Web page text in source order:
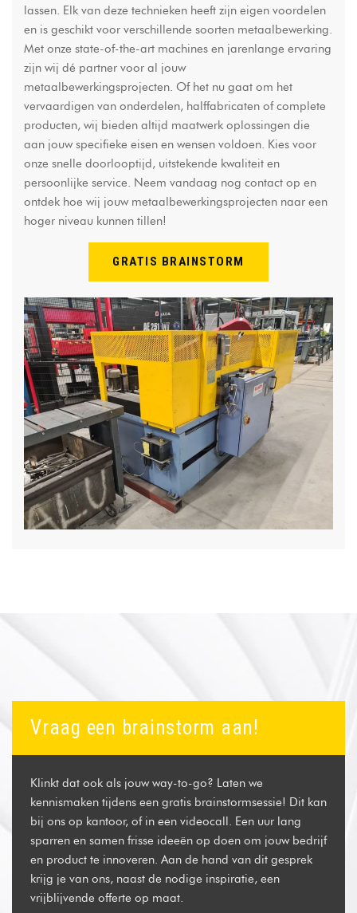
lassen. Elk van deze technieken heeft zijn eigen voordelen
en is geschikt voor verschillende soorten metaalbewerking.
Met onze state-of-the-art machines en jarenlange ervaring
zijn wij dé partner voor al jouw
metaalbewerkingsprojecten. Of het nu gaat om het
vervaardigen van onderdelen, halffabricaten of complete
producten, wij bieden altijd maatwerk oplossingen die
aan jouw specifieke eisen en wensen voldoen. Kies voor
onze snelle doorlooptijd, uitstekende kwaliteit en
persoonlijke service. Neem vandaag nog contact op en
ontdek hoe wij jouw metaalbewerkingsprojecten naar een
hoger niveau kunnen tillen!
GRATIS BRAINSTORM
Vraag een brainstorm aan!
Klinkt dat ook als jouw way-to-go? Laten we
kennismaken tijdens een gratis brainstormsessie! Dit kan
bij ons op kantoor, of in een videocall. Een uur lang
sparren en samen frisse ideeën op doen om jouw bedrijf
en product te innoveren. Aan de hand van dit gesprek
krijg je van ons, naast de nodige inspiratie, een
vrijblijvende offerte op maat.